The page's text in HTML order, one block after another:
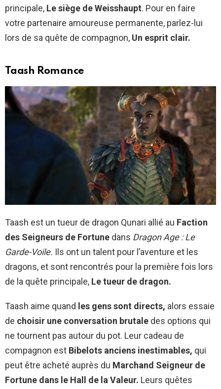
principale, Le siège de Weisshaupt. Pour en faire
votre partenaire amoureuse permanente, parlez-lui
lors de sa quête de compagnon, Un esprit clair.
Taash Romance
Taash est un tueur de dragon Qunari allié au Faction
des Seigneurs de Fortune dans Dragon Age : Le
Garde-Voile. Ils ont un talent pour l’aventure et les
dragons, et sont rencontrés pour la première fois lors
de la quête principale, Le tueur de dragon.
Taash aime quand les gens sont directs, alors essaie
de choisir une conversation brutale des options qui
ne tournent pas autour du pot. Leur cadeau de
compagnon est Bibelots anciens inestimables, qui
peut être acheté auprès du Marchand Seigneur de
Fortune dans le Hall de la Valeur. Leurs quêtes